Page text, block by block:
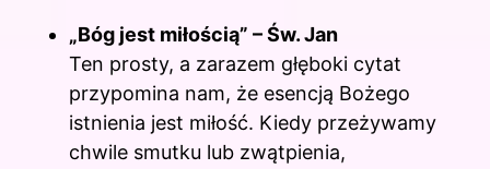
„Bóg jest miłością” – Św. Jan
Ten prosty, a zarazem głęboki cytat
przypomina nam, że esencją Bożego
istnienia jest miłość. Kiedy przeżywamy
chwile smutku lub zwątpienia,